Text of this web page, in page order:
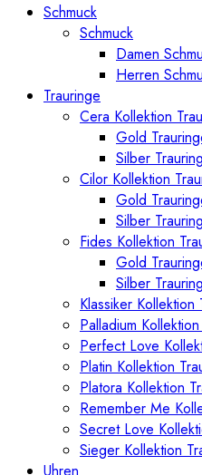
Schmuck
Schmuck
Damen
Herren
Trauringe
Cera Kollektion
Gold
Silber
Cilor Kollektion
Gold
Silber
Fides Kollektion
Gold
Silber
Klassiker Kollektion
Palladium
Perfect Love
Platin Kollektion
Platora Kollektion
Remember Me
Secret Love
Sieger Kollektion
Uhren